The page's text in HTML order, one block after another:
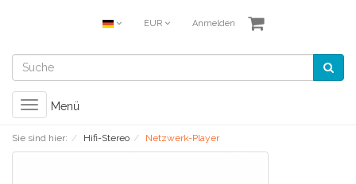
EUR Anmelden
Toggle
navigation
Menü
Sie sind hier: Hifi-Stereo Netzwerk-Player